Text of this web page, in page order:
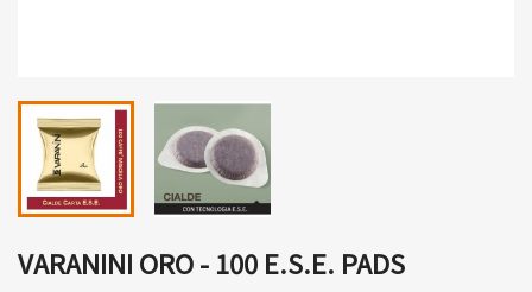
VARANINI ORO - 100 E.S.E. PADS